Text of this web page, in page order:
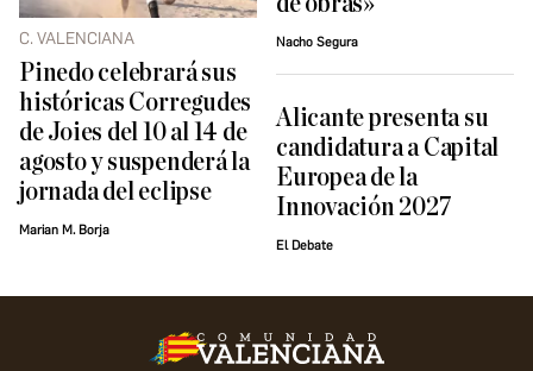
C. VALENCIANA
Pinedo celebrará sus
históricas Corregudes
de Joies del 10 al 14 de
agosto y suspenderá la
jornada del eclipse
Marian M. Borja
Nacho Segura
Alicante presenta su
candidatura a Capital
Europea de la
Innovación 2027
El Debate